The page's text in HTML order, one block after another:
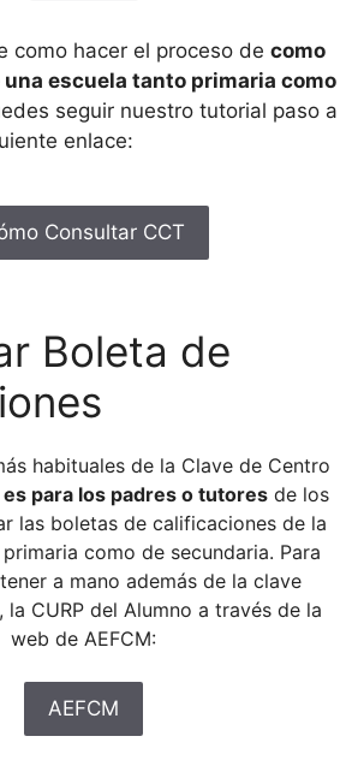
como hacer el proceso de como
una escuela tanto primaria como
seguir nuestro tutorial paso a
enlace:
Consultar CCT
Boleta de
habituales de la Clave de Centro
es para los padres o tutoresde los
las boletas de calificaciones de la
como de secundaria. Para
a mano además de la clave
la CURP del Alumno a través de la
web de AEFCM:
AEFCM